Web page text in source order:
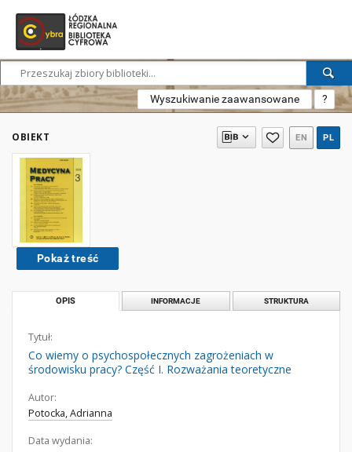
Wyszukiwanie zaawansowane ?
OBIEKT EN PL
Pokaż treść
OPIS INFORMACJE STRUKTURA
Tytuł:
Co wiemy o psychospołecznych zagrożeniach w
środowisku pracy? Część I. Rozważania teoretyczne
Autor:
Potocka, Adrianna
Data wydania: